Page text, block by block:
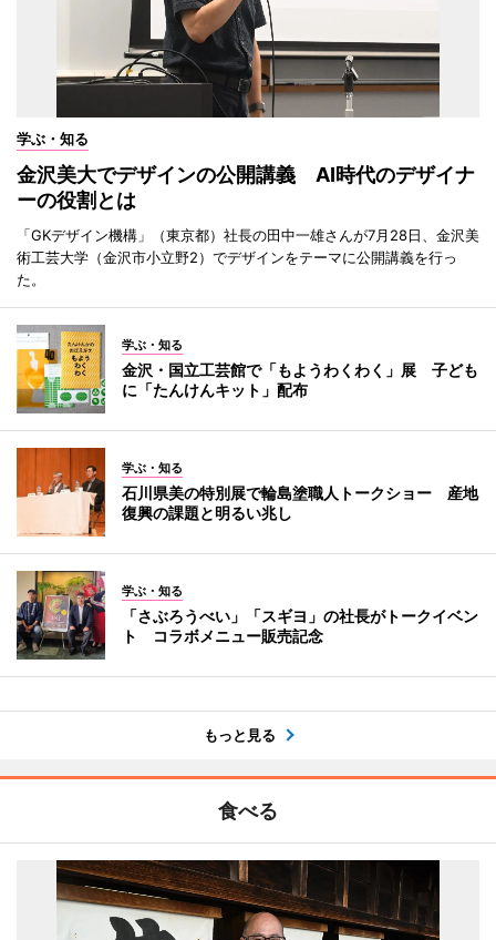
学ぶ・知る
金沢美大でデザインの公開講義 AI時代のデザイナ
ーの役割とは
「GKデザイン機構」（東京都）社長の田中一雄さんが7月28日、金沢美
術工芸大学（金沢市小立野2）でデザインをテーマに公開講義を行っ
た。
学ぶ・知る
金沢・国立工芸館で「もようわくわく」展 子ども
に「たんけんキット」配布
学ぶ・知る
石川県美の特別展で輪島塗職人トークショー 産地
復興の課題と明るい兆し
学ぶ・知る
「さぶろうべい」「スギヨ」の社長がトークイベン
ト コラボメニュー販売記念
もっと見る
食べる